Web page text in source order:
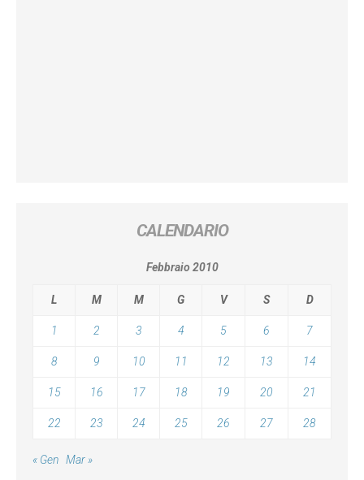
CALENDARIO
Febbraio 2010
L M M G V S D
1 2 3 4 5 6 7
8 9 10 11 12 13 14
15 16 17 18 19 20 21
22 23 24 25 26 27 28
« Gen Mar »